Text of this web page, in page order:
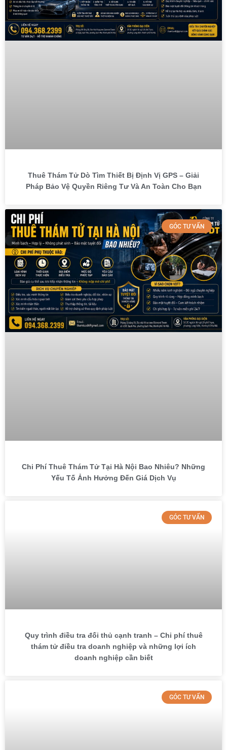
Thuê Thám Tử Dò Tìm Thiết Bị Định Vị GPS – Giải
Pháp Bảo Vệ Quyền Riêng Tư Và An Toàn Cho Bạn
GÓC TƯ VẤN
Chi Phí Thuê Thám Tử Tại Hà Nội Bao Nhiêu? Những
Yếu Tố Ảnh Hưởng Đến Giá Dịch Vụ
GÓC TƯ VẤN
Quy trình điều tra đối thủ cạnh tranh – Chi phí thuê
thám tử điều tra doanh nghiệp và những lợi ích
doanh nghiệp cần biết
GÓC TƯ VẤN